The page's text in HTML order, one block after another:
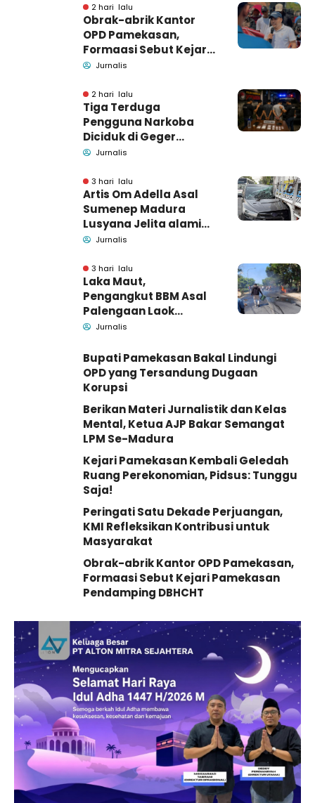
2 hari lalu
Obrak-abrik Kantor
OPD Pamekasan,
Formaasi Sebut Kejari
Pamekasan
Jurnalis
2 hari lalu
Tiga Terduga
Pengguna Narkoba
Diciduk di Geger
Bangkalan, Polisi Masih
Barang Bukti
Jurnalis
3 hari lalu
Artis Om Adella Asal
Sumenep Madura
Lusyana Jelita alami
kecelakaan di Wonogiri
Jurnalis
3 hari lalu
Laka Maut,
Pengangkut BBM Asal
Palengaan Laok
Pamekasan Meninggal
Jurnalis
Bupati Pamekasan Bakal Lindungi
OPD yang Tersandung Dugaan
Korupsi
Berikan Materi Jurnalistik dan Kelas
Mental, Ketua AJP Bakar Semangat
LPM Se-Madura
Kejari Pamekasan Kembali Geledah
Ruang Perekonomian, Pidsus: Tunggu
Saja!
Peringati Satu Dekade Perjuangan,
KMI Refleksikan Kontribusi untuk
Masyarakat
Obrak-abrik Kantor OPD Pamekasan,
Formaasi Sebut Kejari Pamekasan
Pendamping DBHCHT